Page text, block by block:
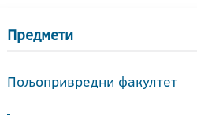
Предмети
Пољопривредни факултет